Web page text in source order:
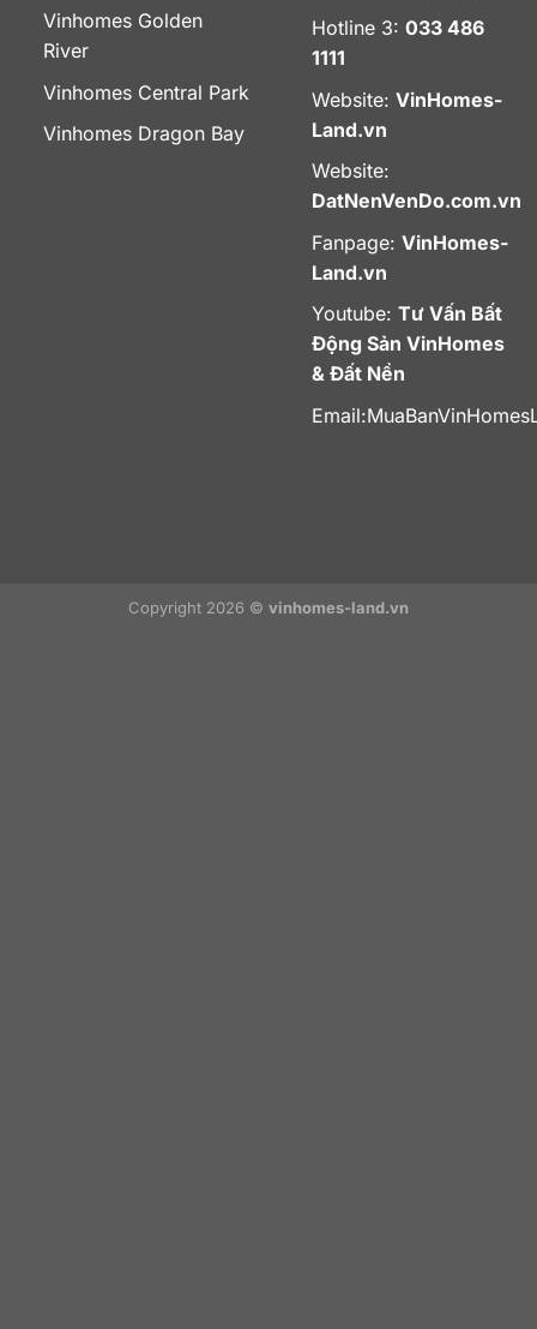
Vinhomes Golden
River
Vinhomes Central Park
Vinhomes Dragon Bay
Hotline 3: 033 486
1111
Website: VinHomes-
Land.vn
Website:
DatNenVenDo.com.vn
Fanpage: VinHomes-
Land.vn
Youtube: Tư Vấn Bất
Động Sản VinHomes
& Đất Nền
Email:
Copyright 2026 © vinhomes-land.vn